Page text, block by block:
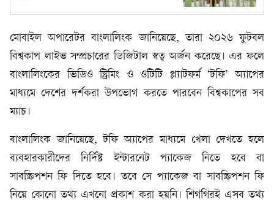
মোবাইল অপারেটর বাংলালিংক জানিয়েছে, তারা ২০২৬ ফুটবল
বিশ্বকাপ লাইভ সম্প্রচারের ডিজিটাল স্বত্ব অর্জন করেছে। এর ফলে
বাংলালিংকের ভিডিও স্ট্রিমিং ও ওটিটি প্ল্যাটফর্ম ‘টফি’ অ্যাপের
মাধ্যমে দেশের দর্শকরা উপভোগ করতে পারবেন বিশ্বকাপের সব
ম্যাচ।
বাংলালিংক জানিয়েছে, টফি অ্যাপের মাধ্যমে খেলা দেখতে হলে
ব্যবহারকারীদের নির্দিষ্ট ইন্টারনেট প্যাকেজ নিতে হবে বা
সাবস্ক্রিপশন ফি দিতে হবে। তবে সে প্যাকেজ বা সাবস্ক্রিপশন ফি
নিয়ে কোনো তথ্য এখনো প্রকাশ করা হয়নি। শিগগিরই এসব তথ্য